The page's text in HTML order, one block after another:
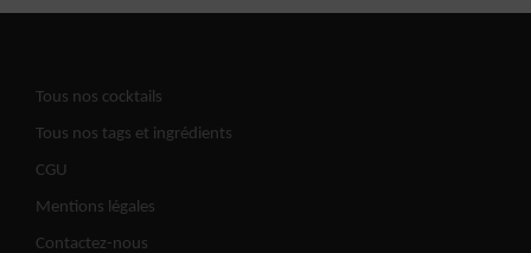
Tous nos cocktails
Tous nos tags et ingrédients
CGU
Mentions légales
Contactez-nous